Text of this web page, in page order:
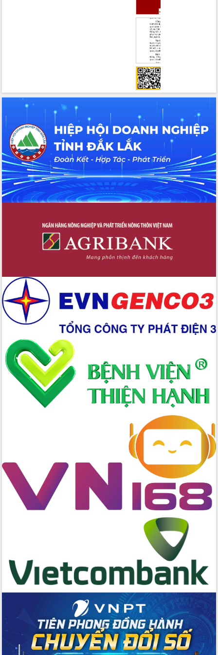
Đắk Lắk rà soát, điều chỉnh Đề án 190
về phát triển nuôi trồng thủy sản
Phó Chủ tịch UBND tỉnh Đắk Lắk
Trương Công Thái kiểm tra thực địa
Dự án cao tốc Khánh Hòa - Buôn Ma
Thuột
Định vị cà phê Việt Nam như một “di
sản sống” trong dòng chảy toàn cầu
Xây dựng nông thôn mới: Nâng cao đời
sống người dân từ những mô hình thiết
thực
nhanh tiến độ các dự án trọng điểm
trong Khu kinh tế Nam Phú Yên
Hòn Yến phát triển du lịch gắn với bảo
Đắk Lắk thời kỳ 2021-2030, tầm nhìn
đến năm 2050
Phát động chiến dịch 30 ngày đêm
giải phóng mặt bằng Tuyến đường bộ
ven biển
Đắk Lắk nỗ lực thúc đẩy tăng trưởng
kinh tế từ 10% trở lên trong Quý
II/2026
Đắk Lắk ký kết thỏa thuận hợp tác về
chuyển đổi số giai đoạn 2026 – 2030
với Tập đoàn Bưu chính Viễn thông
Việt Nam
Thứ trưởng Bộ Y tế làm việc với tỉnh
Tập huấn ứng dụng trí tuệ nhân tạo (AI)
trong thương mại điện tử năm 2026
Đoàn đại biểu Quốc hội tỉnh Đắk Lắk
trao đổi thông tin trước Kỳ họp thứ
nhất, Quốc hội khóa XVI
Xã Ea Phê gắn cải cách hành chính với
chuyển đổi số
Phó Chủ tịch Thường trực UBND tỉnh
Hồ Thị Nguyên Thảo làm việc tại Trung
tâm Phục vụ hành chính công xã Ea
Xây dựng nền hành chính số đồng
hành cùng nông dân dân, doanh nghiệp
Giai đoạn 2026-2030, Đắk Lắk phấn